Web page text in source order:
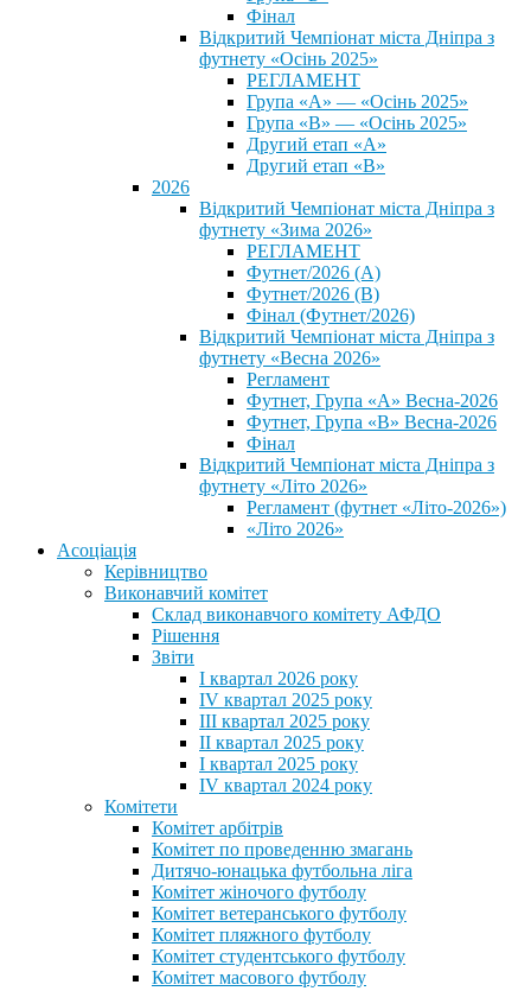
Фінал
Відкритий Чемпіонат міста Дніпра з
футнету «Осінь 2025»
РЕГЛАМЕНТ
Група «А» — «Осінь 2025»
Група «В» — «Осінь 2025»
Другий етап «А»
Другий етап «В»
2026
Відкритий Чемпіонат міста Дніпра з
футнету «Зима 2026»
РЕГЛАМЕНТ
Футнет/2026 (А)
Футнет/2026 (В)
Фінал (Футнет/2026)
Відкритий Чемпіонат міста Дніпра з
футнету «Весна 2026»
Регламент
Футнет, Група «А» Весна-2026
Футнет, Група «В» Весна-2026
Фінал
Відкритий Чемпіонат міста Дніпра з
футнету «Літо 2026»
Регламент (футнет «Літо-2026»)
«Літо 2026»
Асоціація
Керівництво
Виконавчий комітет
Склад виконавчого комітету АФДО
Рішення
Звіти
I квартал 2026 року
IV квартал 2025 року
III квартал 2025 року
II квартал 2025 року
I квартал 2025 року
IV квартал 2024 року
Комітети
Комітет арбітрів
Комітет по проведенню змагань
Дитячо-юнацька футбольна ліга
Комітет жіночого футболу
Комітет ветеранського футболу
Комітет пляжного футболу
Комітет студентського футболу
Комітет масового футболу